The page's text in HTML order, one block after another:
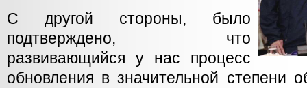
С другой стороны, было
подтверждено, что
развивающийся у нас процесс
обновления в значительной степени